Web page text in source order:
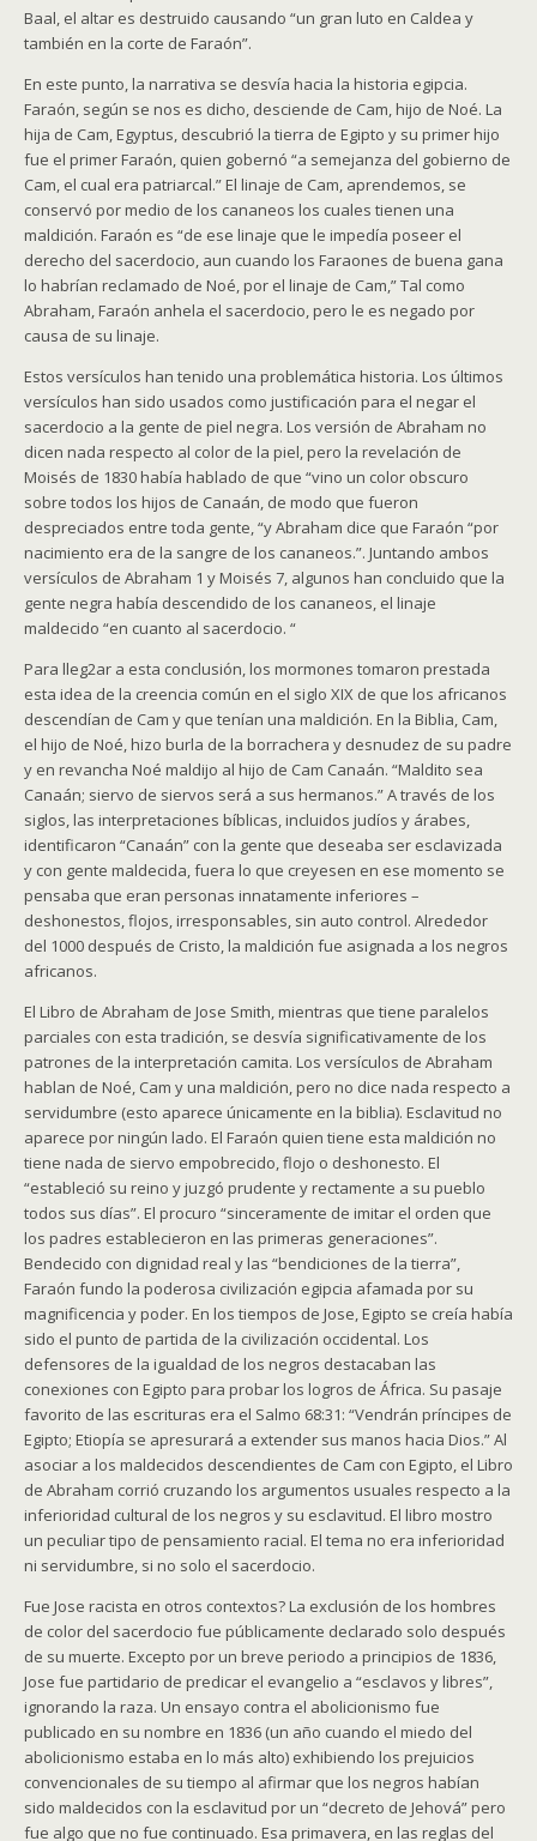
Baal, el altar es destruido causando “un gran luto en Caldea y
también en la corte de Faraón”.
En este punto, la narrativa se desvía hacia la historia egipcia.
Faraón, según se nos es dicho, desciende de Cam, hijo de Noé. La
hija de Cam, Egyptus, descubrió la tierra de Egipto y su primer hijo
fue el primer Faraón, quien gobernó “a semejanza del gobierno de
Cam, el cual era patriarcal.” El linaje de Cam, aprendemos, se
conservó por medio de los cananeos los cuales tienen una
maldición. Faraón es “de ese linaje que le impedía poseer el
derecho del sacerdocio, aun cuando los Faraones de buena gana
lo habrían reclamado de Noé, por el linaje de Cam,” Tal como
Abraham, Faraón anhela el sacerdocio, pero le es negado por
causa de su linaje.
Estos versículos han tenido una problemática historia. Los últimos
versículos han sido usados como justificación para el negar el
sacerdocio a la gente de piel negra. Los versión de Abraham no
dicen nada respecto al color de la piel, pero la revelación de
Moisés de 1830 había hablado de que “vino un color obscuro
sobre todos los hijos de Canaán, de modo que fueron
despreciados entre toda gente, “y Abraham dice que Faraón “por
nacimiento era de la sangre de los cananeos.”. Juntando ambos
versículos de Abraham 1 y Moisés 7, algunos han concluido que la
gente negra había descendido de los cananeos, el linaje
maldecido “en cuanto al sacerdocio. “
Para lleg2ar a esta conclusión, los mormones tomaron prestada
esta idea de la creencia común en el siglo XIX de que los africanos
descendían de Cam y que tenían una maldición. En la Biblia, Cam,
el hijo de Noé, hizo burla de la borrachera y desnudez de su padre
y en revancha Noé maldijo al hijo de Cam Canaán. “Maldito sea
Canaán; siervo de siervos será a sus hermanos.” A través de los
siglos, las interpretaciones bíblicas, incluidos judíos y árabes,
identificaron “Canaán” con la gente que deseaba ser esclavizada
y con gente maldecida, fuera lo que creyesen en ese momento se
pensaba que eran personas innatamente inferiores –
deshonestos, flojos, irresponsables, sin auto control. Alrededor
del 1000 después de Cristo, la maldición fue asignada a los negros
africanos.
El Libro de Abraham de Jose Smith, mientras que tiene paralelos
parciales con esta tradición, se desvía significativamente de los
patrones de la interpretación camita. Los versículos de Abraham
hablan de Noé, Cam y una maldición, pero no dice nada respecto a
servidumbre (esto aparece únicamente en la biblia). Esclavitud no
aparece por ningún lado. El Faraón quien tiene esta maldición no
tiene nada de siervo empobrecido, flojo o deshonesto. El
“estableció su reino y juzgó prudente y rectamente a su pueblo
todos sus días”. El procuro “sinceramente de imitar el orden que
los padres establecieron en las primeras generaciones”.
Bendecido con dignidad real y las “bendiciones de la tierra”,
Faraón fundo la poderosa civilización egipcia afamada por su
magnificencia y poder. En los tiempos de Jose, Egipto se creía había
sido el punto de partida de la civilización occidental. Los
defensores de la igualdad de los negros destacaban las
conexiones con Egipto para probar los logros de África. Su pasaje
favorito de las escrituras era el Salmo 68:31: “Vendrán príncipes de
Egipto; Etiopía se apresurará a extender sus manos hacia Dios.” Al
asociar a los maldecidos descendientes de Cam con Egipto, el Libro
de Abraham corrió cruzando los argumentos usuales respecto a la
inferioridad cultural de los negros y su esclavitud. El libro mostro
un peculiar tipo de pensamiento racial. El tema no era inferioridad
ni servidumbre, si no solo el sacerdocio.
Fue Jose racista en otros contextos? La exclusión de los hombres
de color del sacerdocio fue públicamente declarado solo después
de su muerte. Excepto por un breve periodo a principios de 1836,
Jose fue partidario de predicar el evangelio a “esclavos y libres”,
ignorando la raza. Un ensayo contra el abolicionismo fue
publicado en su nombre en 1836 (un año cuando el miedo del
abolicionismo estaba en lo más alto) exhibiendo los prejuicios
convencionales de su tiempo al afirmar que los negros habían
sido maldecidos con la esclavitud por un “decreto de Jehová” pero
fue algo que no fue continuado. Esa primavera, en las reglas del